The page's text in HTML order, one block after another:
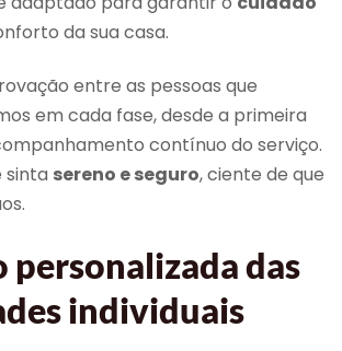
da sua casa.
entre as pessoas que
em cada fase, desde a primeira
contínuo do serviço.
sinta sereno e seguro, ciente de que
personalizada das
individuais